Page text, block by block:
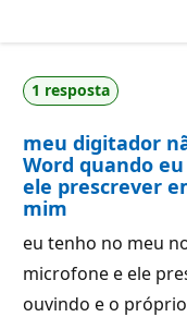
u
t
a
ã
d
e
r
p
u
t
a
o
1 resposta
meu digitador
Word quando
ele prescrever
mim
eu tenho no meu
microfone e ele
ouvindo e o